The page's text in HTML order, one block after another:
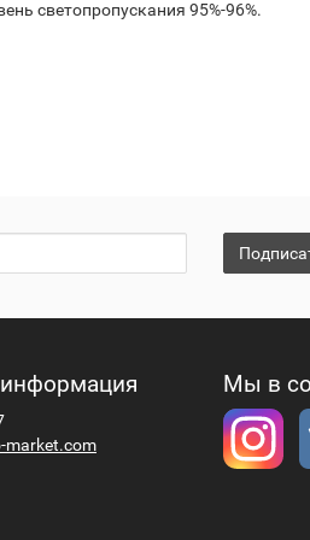
светопропускания 95%-96%.
market.com
Мы в